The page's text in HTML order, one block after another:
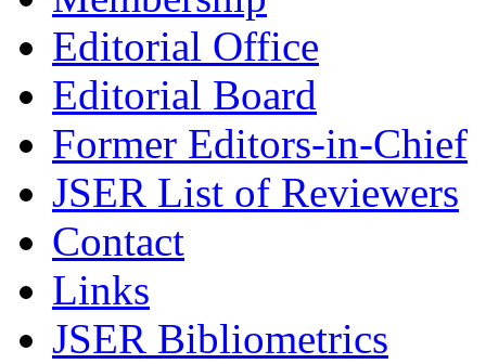
Editorial Office
Editorial Board
Former Editors-in-Chief
JSER List of Reviewers
Contact
Links
JSER Bibliometrics